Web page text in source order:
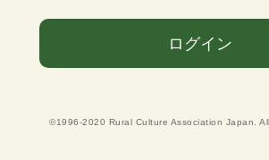
ログイン
©1996-2020 Rural Culture Association Japan.